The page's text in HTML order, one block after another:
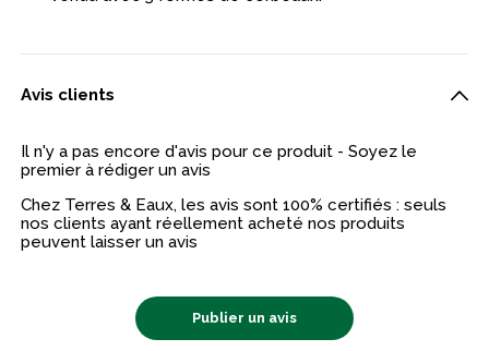
Avis clients
Il n'y a pas encore d'avis pour ce produit - Soyez le
premier à rédiger un avis
Chez Terres & Eaux, les avis sont 100% certifiés : seuls
nos clients ayant réellement acheté nos produits
peuvent laisser un avis
Publier un avis